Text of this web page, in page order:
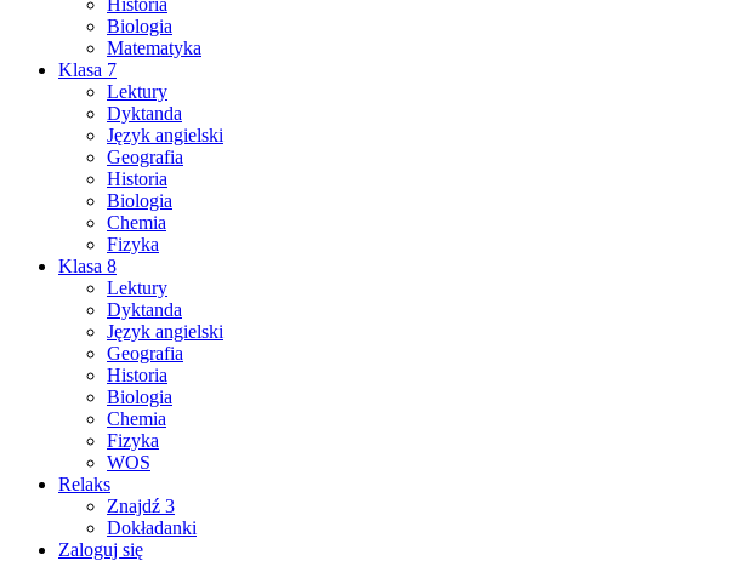
Biologia
Matematyka
Klasa 7
Lektury
Dyktanda
Język angielski
Geografia
Historia
Biologia
Chemia
Fizyka
Klasa 8
Lektury
Dyktanda
Język angielski
Geografia
Historia
Biologia
Chemia
Fizyka
WOS
Relaks
Znajdź 3
Dokładanki
Zaloguj się